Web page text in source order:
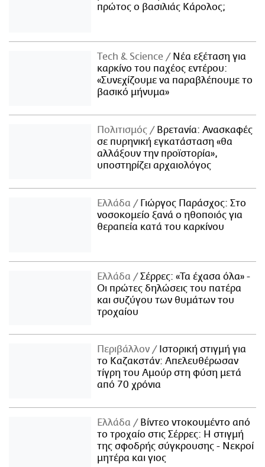
πρώτος ο βασιλιάς Κάρολος;
Τech & Science
Νέα εξέταση για
καρκίνο του παχέος εντέρου:
«Συνεχίζουμε να παραβλέπουμε το
βασικό μήνυμα»
Πολιτισμός
Βρετανία: Ανασκαφές
σε πυρηνική εγκατάσταση «θα
αλλάξουν την προϊστορία»,
υποστηρίζει αρχαιολόγος
Ελλάδα
Γιώργος Παράσχος: Στο
νοσοκομείο ξανά ο ηθοποιός για
θεραπεία κατά του καρκίνου
Ελλάδα
Σέρρες: «Τα έχασα όλα» -
Οι πρώτες δηλώσεις του πατέρα
και συζύγου των θυμάτων του
τροχαίου
Περιβάλλον
Ιστορική στιγμή για
το Καζακστάν: Απελευθέρωσαν
τίγρη του Αμούρ στη φύση μετά
από 70 χρόνια
Ελλάδα
Βίντεο ντοκουμέντο από
το τροχαίο στις Σέρρες: Η στιγμή
της σφοδρής σύγκρουσης - Νεκροί
μητέρα και γιος